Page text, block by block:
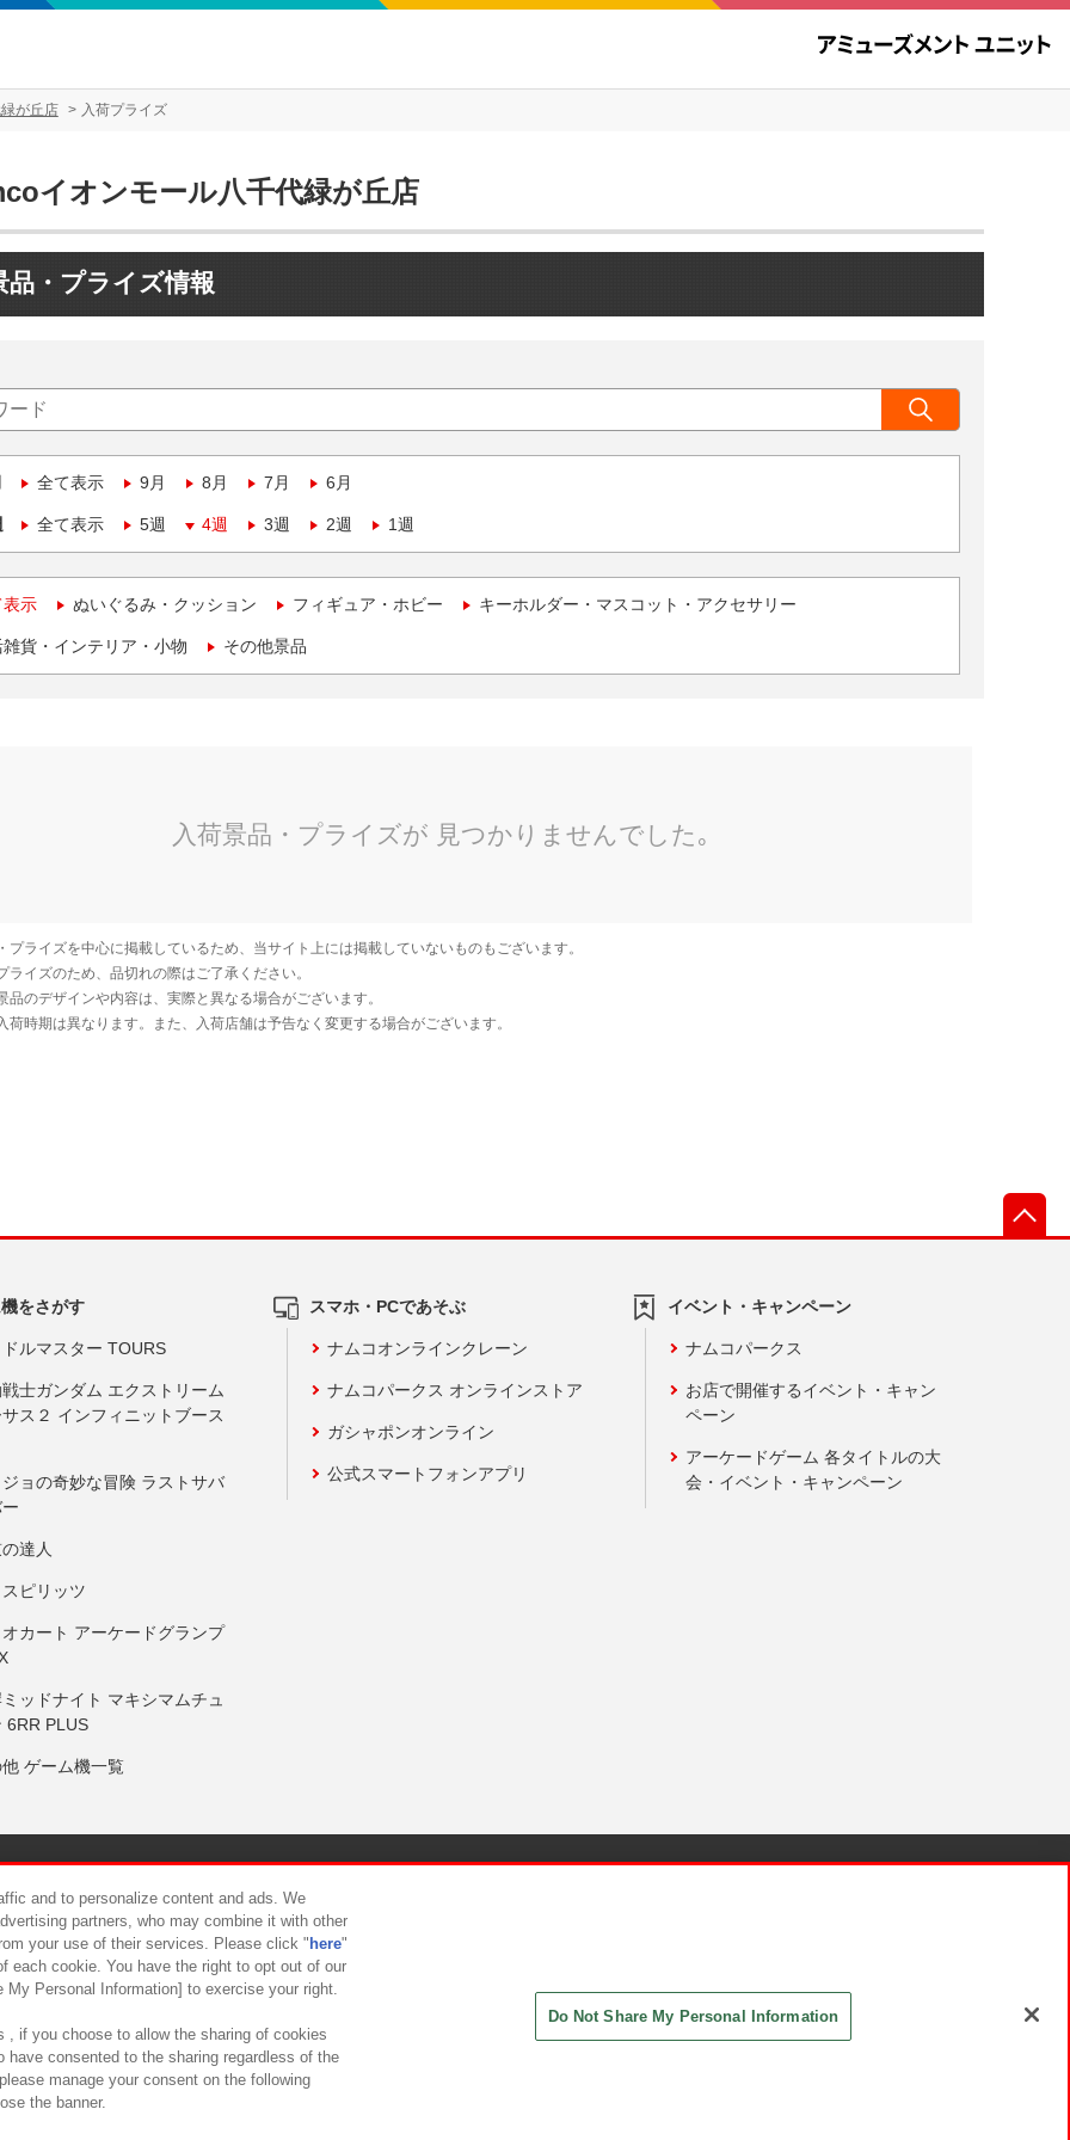
が丘店 入荷プライズ
イオンモール八千代緑が丘店
品・プライズ情報
全て表示 9月 8月 7月 6月
全て表示 5週 4週 3週 2週 1週
表示 ぬいぐるみ・クッション フィギュア・ホビー キーホルダー・マスコット・アクセサリー
貨・インテリア・小物 その他景品
をさがす
ルマスター TOURS
士ガンダム エクストリーム
ス２ インフィニットブース
ョの奇妙な冒険 ラストサバ
達人
ピリッツ
カート アーケードグランプ
ッドナイト マキシマムチュ
6RR PLUS
ゲーム機一覧
スマホ・PCであそぶ
ナムコオンラインクレーン
ナムコパークス オンラインストア
ガシャポンオンライン
公式スマートフォンアプリ
イベント・キャンペーン
ナムコパークス
お店で開催するイベント・キャン
ペーン
アーケードゲーム 各タイトルの大
会・イベント・キャンペーン
について カスタマーハラスメント対応方針
and to personalize content and ads. We
partners, who may combine it with other
your use of their services. Please click " here"
each cookie. You have the right to opt out of our
Personal Information] to exercise your right.
, if you choose to allow the sharing of cookies
have consented to the sharing regardless of the
manage your consent on the following
the banner.
Do Not Share My Personal Information